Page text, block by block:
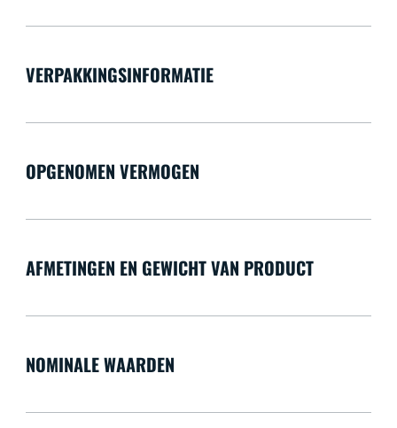
VERPAKKINGSINFORMATIE
OPGENOMEN VERMOGEN
AFMETINGEN EN GEWICHT VAN PRODUCT
NOMINALE WAARDEN